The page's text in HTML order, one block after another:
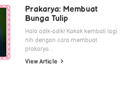
Prakarya: Membuat
Bunga Tulip
Halo adik-adik! Kakak kembali lagi
nih dengan cara membuat
prakarya…
View Article